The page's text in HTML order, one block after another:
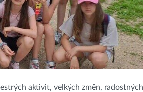
aktivit, velkých změn, radostných